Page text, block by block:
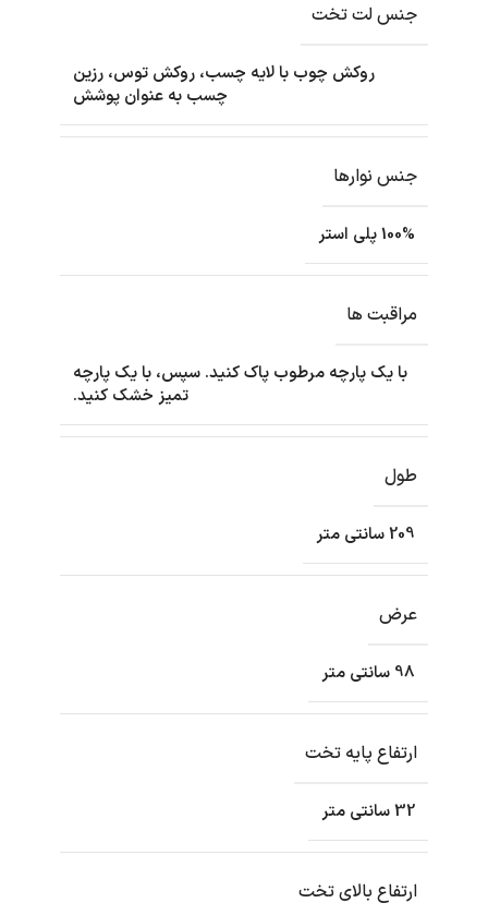
جنس لت تخت
روکش چوب با لایه چسب، روکش توس، رزین
چسب به عنوان پوشش
جنس نوارها
100% پلی استر
مراقبت ها
با یک پارچه مرطوب پاک کنید. سپس، با یک پارچه
تمیز خشک کنید.
طول
209 سانتی متر
عرض
98 سانتی متر
ارتفاع پایه تخت
32 سانتی متر
ارتفاع بالای تخت